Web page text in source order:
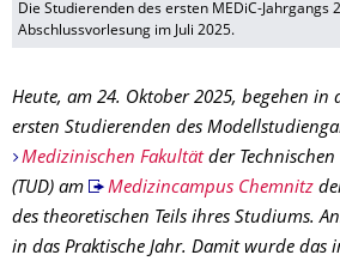
Die Studierenden des ersten MEDiC-Jahrgangs
Abschlussvorlesung im Juli 2025.
Heute, am 24. Oktober 2025, begehen in
ersten Studierenden des
Medizinischen Fakultätder Technischen
(TUD) am
Medizincampus Chemnitz
des theoretischen Teils ihres Studiums.
in das Praktische Jahr. Damit wurde das